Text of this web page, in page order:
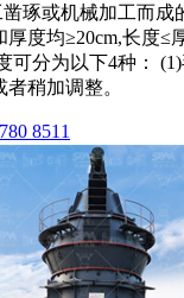
琢或机械加工而成
厚度均≥20cm,长度≤
可分为以下4种：
稍加调整。
8511